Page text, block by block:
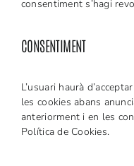
consentiment s’hagi
CONSENTIMENT
L’usuari haurà
les cookies abans
anteriorment i en les
Política de Cookies.